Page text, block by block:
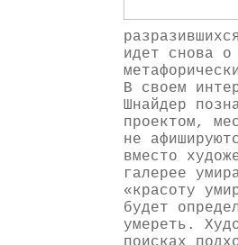
идет снова
В своем
Шнайдер
проектом,
не
вместо
галерее
«красоту
будет
умереть.
поисках